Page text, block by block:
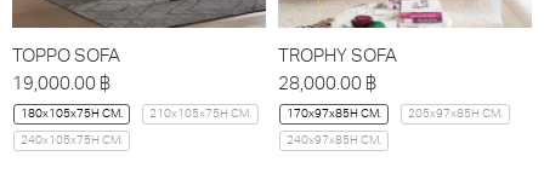
TOPPO SOFA
19,000.00 ฿
180x105x75H CM.
210x105x75H CM.
240x105x75H CM.
TROPHY SOFA
28,000.00 ฿
170x97x85H CM.
205x97x85H CM.
240x97x85H CM.